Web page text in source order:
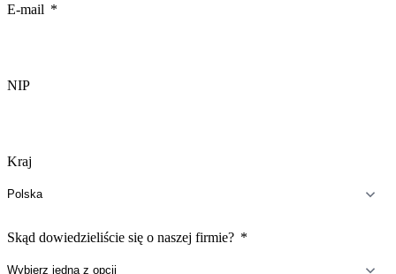
E-mail
NIP
Kraj
Skąd dowiedzieliście się o naszej firmie?